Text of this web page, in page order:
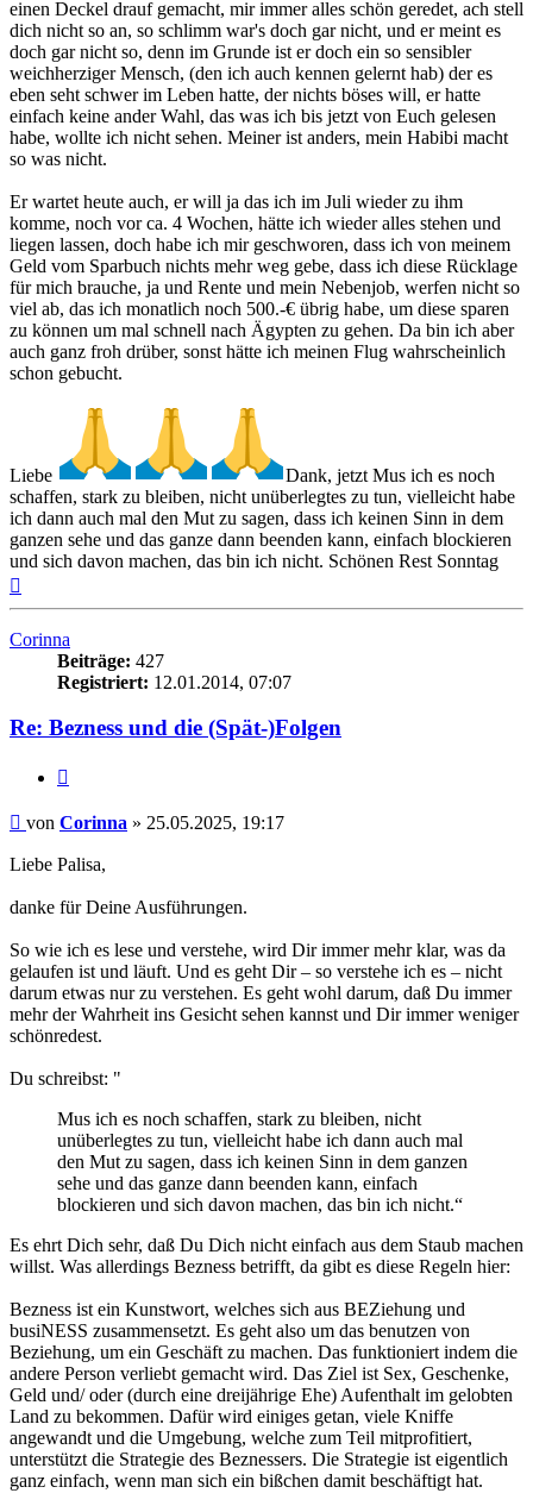
einen Deckel drauf gemacht, mir immer alles schön geredet, ach stell
dich nicht so an, so schlimm war's doch gar nicht, und er meint es
doch gar nicht so, denn im Grunde ist er doch ein so sensibler
weichherziger Mensch, (den ich auch kennen gelernt hab) der es
eben seht schwer im Leben hatte, der nichts böses will, er hatte
einfach keine ander Wahl, das was ich bis jetzt von Euch gelesen
habe, wollte ich nicht sehen. Meiner ist anders, mein Habibi macht
so was nicht.
Er wartet heute auch, er will ja das ich im Juli wieder zu ihm
komme, noch vor ca. 4 Wochen, hätte ich wieder alles stehen und
liegen lassen, doch habe ich mir geschworen, dass ich von meinem
Geld vom Sparbuch nichts mehr weg gebe, dass ich diese Rücklage
für mich brauche, ja und Rente und mein Nebenjob, werfen nicht so
viel ab, das ich monatlich noch 500.-€ übrig habe, um diese sparen
zu können um mal schnell nach Ägypten zu gehen. Da bin ich aber
auch ganz froh drüber, sonst hätte ich meinen Flug wahrscheinlich
schon gebucht.
Liebe
Dank, jetzt Mus ich es noch
schaffen, stark zu bleiben, nicht unüberlegtes zu tun, vielleicht habe
ich dann auch mal den Mut zu sagen, dass ich keinen Sinn in dem
ganzen sehe und das ganze dann beenden kann, einfach blockieren
und sich davon machen, das bin ich nicht. Schönen Rest Sonntag
Corinna
Beiträge: 427
Registriert: 12.01.2014, 07:07
Re: Bezness und die (Spät-)Folgen
Beitrag
von Corinna » 25.05.2025, 19:17
Liebe Palisa,
danke für Deine Ausführungen.
So wie ich es lese und verstehe, wird Dir immer mehr klar, was da
gelaufen ist und läuft. Und es geht Dir – so verstehe ich es – nicht
darum etwas nur zu verstehen. Es geht wohl darum, daß Du immer
mehr der Wahrheit ins Gesicht sehen kannst und Dir immer weniger
schönredest.
Du schreibst: "
Mus ich es noch schaffen, stark zu bleiben, nicht
unüberlegtes zu tun, vielleicht habe ich dann auch mal
den Mut zu sagen, dass ich keinen Sinn in dem ganzen
sehe und das ganze dann beenden kann, einfach
blockieren und sich davon machen, das bin ich nicht.“
Es ehrt Dich sehr, daß Du Dich nicht einfach aus dem Staub machen
willst. Was allerdings Bezness betrifft, da gibt es diese Regeln hier:
Bezness ist ein Kunstwort, welches sich aus BEZiehung und
busiNESS zusammensetzt. Es geht also um das benutzen von
Beziehung, um ein Geschäft zu machen. Das funktioniert indem die
andere Person verliebt gemacht wird. Das Ziel ist Sex, Geschenke,
Geld und/ oder (durch eine dreijährige Ehe) Aufenthalt im gelobten
Land zu bekommen. Dafür wird einiges getan, viele Kniffe
angewandt und die Umgebung, welche zum Teil mitprofitiert,
unterstützt die Strategie des Beznessers. Die Strategie ist eigentlich
ganz einfach, wenn man sich ein bißchen damit beschäftigt hat.